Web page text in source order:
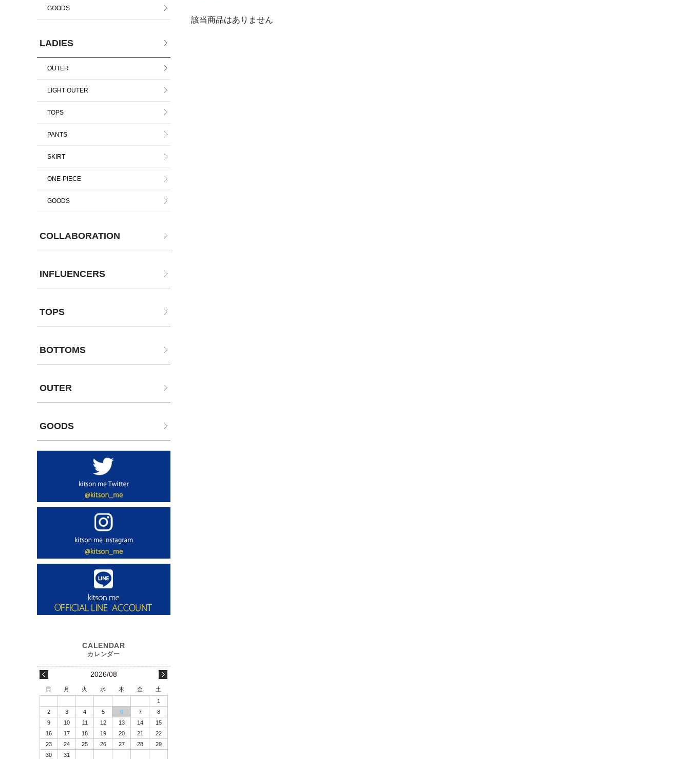
該当商品はありません
GOODS
LADIES
OUTER
LIGHT OUTER
TOPS
PANTS
SKIRT
ONE-PIECE
GOODS
COLLABORATION
INFLUENCERS
TOPS
BOTTOMS
OUTER
GOODS
2026/08
日 月 火 水 木 金
土
1
2
3 4 5 6 7
8
9
10 11 12 13 14
15
16
17 18 19 20 21
22
23
24 25 26 27 28
29
30
31